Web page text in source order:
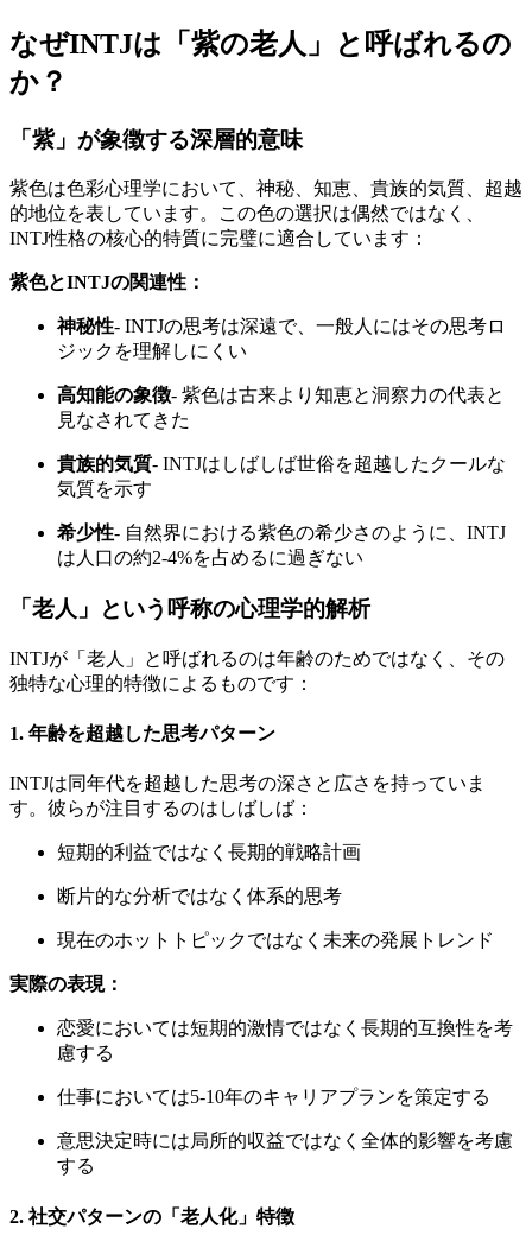
なぜINTJは「紫の老人」と呼ばれるの
か？
「紫」が象徴する深層的意味
紫色は色彩心理学において、神秘、知恵、貴族的気質、超越
的地位を表しています。この色の選択は偶然ではなく、
INTJ性格の核心的特質に完璧に適合しています：
紫色とINTJの関連性：
神秘性- INTJの思考は深遠で、一般人にはその思考ロ
ジックを理解しにくい
高知能の象徴- 紫色は古来より知恵と洞察力の代表と
見なされてきた
貴族的気質- INTJはしばしば世俗を超越したクールな
気質を示す
希少性- 自然界における紫色の希少さのように、INTJ
は人口の約2-4%を占めるに過ぎない
「老人」という呼称の心理学的解析
INTJが「老人」と呼ばれるのは年齢のためではなく、その
独特な心理的特徴によるものです：
1. 年齢を超越した思考パターン
INTJは同年代を超越した思考の深さと広さを持っていま
す。彼らが注目するのはしばしば：
短期的利益ではなく長期的戦略計画
断片的な分析ではなく体系的思考
現在のホットトピックではなく未来の発展トレンド
実際の表現：
恋愛においては短期的激情ではなく長期的互換性を考
慮する
仕事においては5-10年のキャリアプランを策定する
意思決定時には局所的収益ではなく全体的影響を考慮
する
2. 社交パターンの「老人化」特徴